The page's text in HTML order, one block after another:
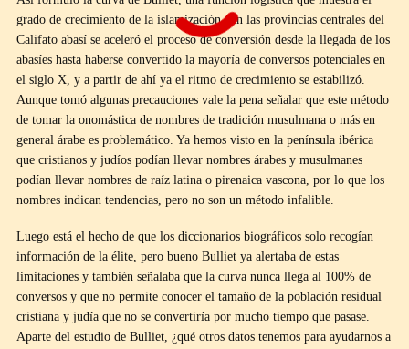
grado de crecimiento de la islamización. En las provincias centrales del
Califato abasí se aceleró el proceso de conversión desde la llegada de los
abasíes hasta haberse convertido la mayoría de conversos potenciales en
el siglo X, y a partir de ahí ya el ritmo de crecimiento se estabilizó.
Aunque tomó algunas precauciones vale la pena señalar que este método
de tomar la onomástica de nombres de tradición musulmana o más en
general árabe es problemático. Ya hemos visto en la península ibérica
que cristianos y judíos podían llevar nombres árabes y musulmanes
podían llevar nombres de raíz latina o pirenaica vascona, por lo que los
nombres indican tendencias, pero no son un método infalible.
Luego está el hecho de que los diccionarios biográficos solo recogían
información de la élite, pero bueno Bulliet ya alertaba de estas
limitaciones y también señalaba que la curva nunca llega al 100% de
conversos y que no permite conocer el tamaño de la población residual
cristiana y judía que no se convertiría por mucho tiempo que pasase.
Aparte del estudio de Bulliet, ¿qué otros datos tenemos para ayudarnos a